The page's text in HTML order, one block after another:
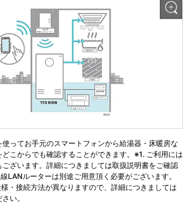
ってお手元のスマートフォンから給湯器・床暖房な
こからでも確認することができます。※1. ご利用には
ざいます。詳細につきましては取扱説明書をご確認
LANルーターは別途ご用意頂く必要がございます。
・接続方法が異なりますので、詳細につきましては
い。